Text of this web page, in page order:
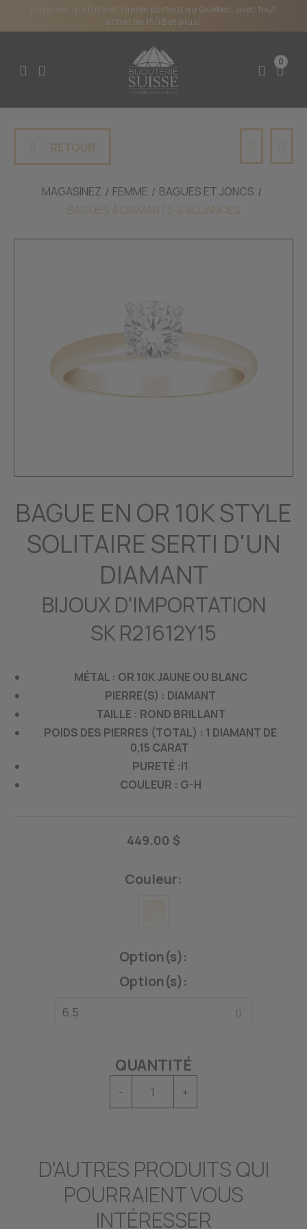
Livraison gratuite et rapide partout au Québec, avec tout
achat de 150$ et plus!
0
RETOUR
MAGASINEZ FEMME
BAGUES ET JONCS
BAGUES À DIAMANTS & ALLIANCES
BAGUE EN OR 10K STYLE
SOLITAIRE SERTI D'UN
DIAMANT
BIJOUX D'IMPORTATION
SK R21612Y15
MÉTAL : OR 10K JAUNE OU BLANC
PIERRE(S) : DIAMANT
TAILLE : ROND BRILLANT
POIDS DES PIERRES (TOTAL) : 1 DIAMANT DE
0,15 CARAT
PURETÉ :I1
COULEUR : G-H
449.00 $
Couleur:
Option(s):
Option(s):
QUANTITÉ
- +
D'AUTRES PRODUITS QUI
POURRAIENT VOUS
INTÉRESSER